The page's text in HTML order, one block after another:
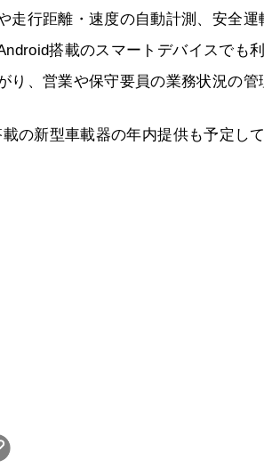
走行距離・速度の自動計測、安全
搭載のスマートデバイスでも
り、営業や保守要員の業務状況の管
の新型車載器の年内提供も予定し